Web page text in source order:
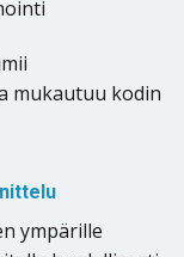
mukautuu kodin
ympärille